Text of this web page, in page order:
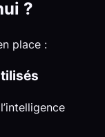
?
place :